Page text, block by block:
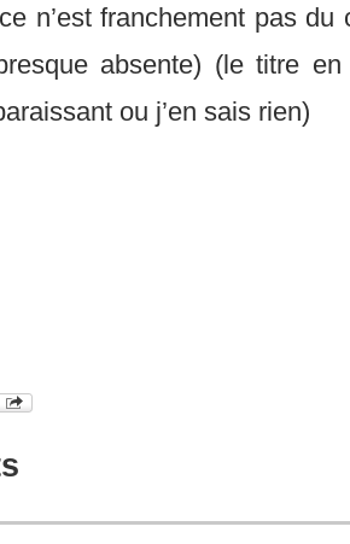
n’est franchement pas
absente) (le titre
ou j’en sais rien)